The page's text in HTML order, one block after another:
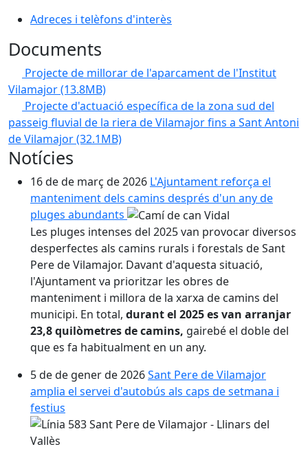
Adreces i telèfons d'interès
Documents
Projecte de millorar de l'aparcament de l'Institut
Vilamajor(13.8MB)
Projecte d'actuació específica de la zona sud del
passeig fluvial de la riera de Vilamajor fins a Sant Antoni
de Vilamajor(32.1MB)
Notícies
16 de de març de 2026 L'Ajuntament reforça el
manteniment dels camins després d'un any de
pluges abundants
Les pluges intenses del 2025 van provocar diversos
desperfectes als camins rurals i forestals de Sant
Pere de Vilamajor. Davant d'aquesta situació,
l'Ajuntament va prioritzar les obres de
manteniment i millora de la xarxa de camins del
municipi. En total, durant el 2025 es van arranjar
23,8 quilòmetres de camins, gairebé el doble del
que es fa habitualment en un any.
5 de de gener de 2026Sant Pere de Vilamajor
amplia el servei d'autobús als caps de setmana i
festius